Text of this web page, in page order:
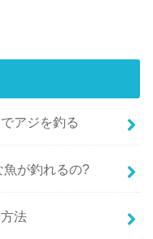
アジを釣る
魚が釣れるの?
法